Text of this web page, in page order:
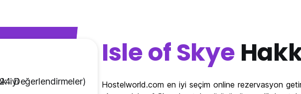
iyi
Değerlendirmeler)
Isle of Skye
Hostelworld.com en iyi seçim online rezervasyon